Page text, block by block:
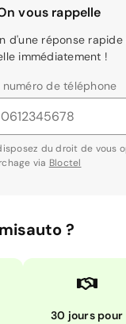
vous rappelle
d'une réponse
immédiatement !
numéro de téléphone
du droit de vous
via Bloctel
?
30 jours pour